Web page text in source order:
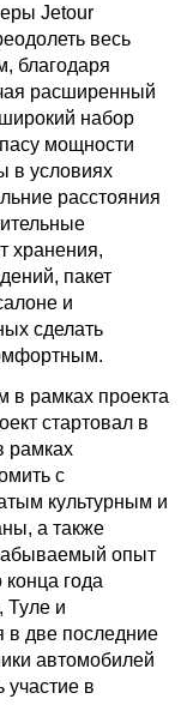
Jetour
весь
благодаря
расширенный
набор
мощности
в условиях
расстояния
хранения,
пакет
и
сделать
в рамках проекта
стартовал в
рамках
с
культурным и
а также
опыт
года
Туле и
в две последние
автомобилей
участие в